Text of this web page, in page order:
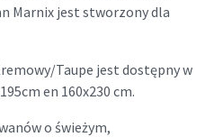
Marnix jest stworzony dla
Taupe jest dostępny w
en 160x230 cm.
o świeżym,